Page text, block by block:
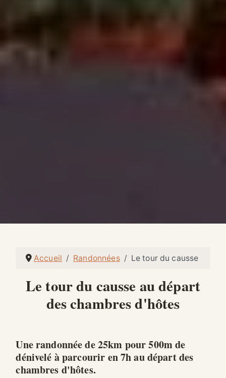
Accueil Randonnées Le tour du causse
Le tour du causse au départ
des chambres d'hôtes
Une randonnée de 25km pour 500m de
dénivelé à parcourir en 7h au départ des
chambres d'hôtes.